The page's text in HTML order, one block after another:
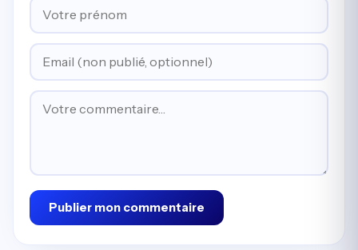
Publier mon commentaire